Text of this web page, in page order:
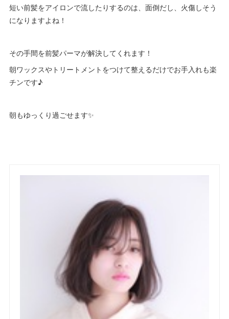
短い前髪をアイロンで流したりするのは、面倒だし、火傷しそう
になりますよね！
その手間を前髪パーマが解決してくれます！
朝ワックスやトリートメントをつけて整えるだけでお手入れも楽
チンです♪
朝もゆっくり過ごせます✨